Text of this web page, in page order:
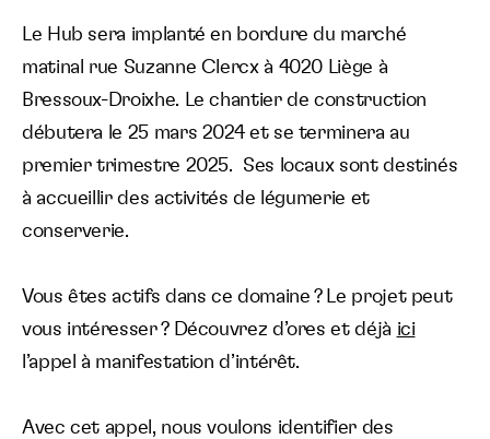
Langue :
Le Hub sera implanté en bordure du marché
matinal rue Suzanne Clercx à 4020 Liège à
Bressoux-Droixhe. Le chantier de construction
débutera le 25 mars 2024 et se terminera au
premier trimestre 2025. Ses locaux sont destinés
à accueillir des activités de légumerie et
conserverie.
Vous êtes actifs dans ce domaine ? Le projet peut
vous intéresser ? Découvrez d’ores et déjà ici
l’appel à manifestation d’intérêt.
Avec cet appel, nous voulons identifier des